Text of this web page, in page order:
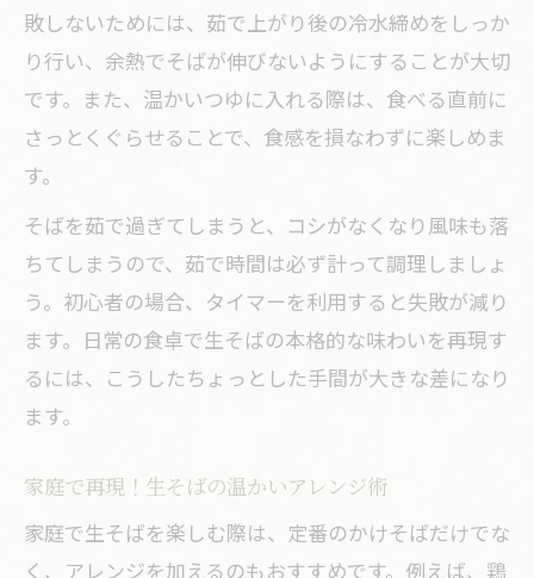
敗しないためには、茹で上がり後の冷水締めをしっか
り行い、余熱でそばが伸びないようにすることが大切
です。また、温かいつゆに入れる際は、食べる直前に
さっとくぐらせることで、食感を損なわずに楽しめま
す。
そばを茹で過ぎてしまうと、コシがなくなり風味も落
ちてしまうので、茹で時間は必ず計って調理しましょ
う。初心者の場合、タイマーを利用すると失敗が減り
ます。日常の食卓で生そばの本格的な味わいを再現す
るには、こうしたちょっとした手間が大きな差になり
ます。
家庭で再現！生そばの温かいアレンジ術
家庭で生そばを楽しむ際は、定番のかけそばだけでな
く、アレンジを加えるのもおすすめです。例えば、鶏